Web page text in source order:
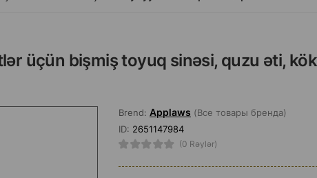
üçün bişmiş toyuq sinəsi, quzu əti,
Brend: Applaws (Все товары бренда)
ID: 2651147984
(0 Rəylər)